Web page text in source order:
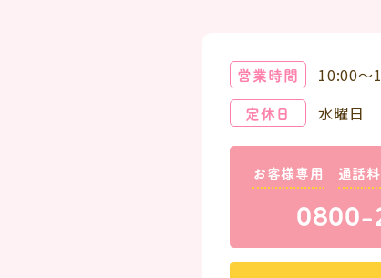
営業時間
10:00～
定休日
水曜日
お客様専用 通話